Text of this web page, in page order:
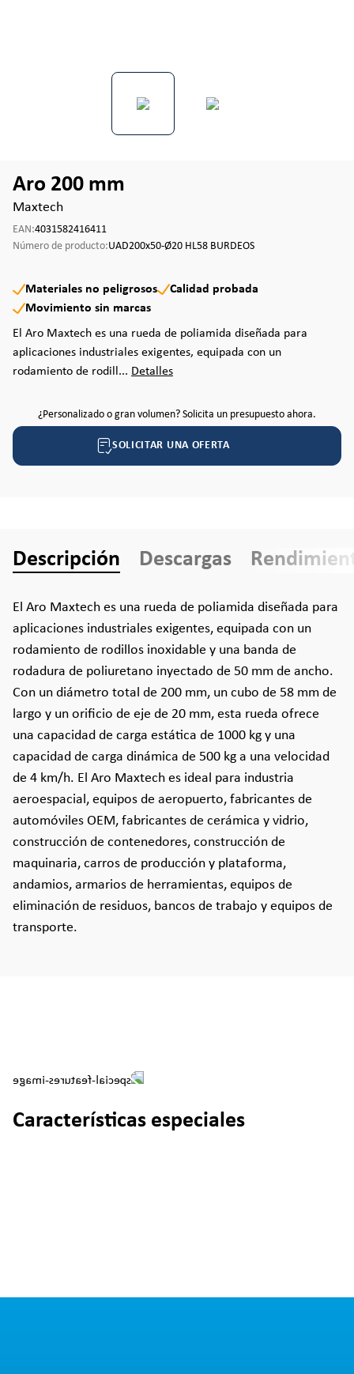
Aro 200 mm
Maxtech
EAN:4031582416411
Número de producto:UAD200x50-Ø20 HL58 BURDEOS
Materiales no peligrosos
Calidad probada
Movimiento sin marcas
El Aro Maxtech es una rueda de poliamida diseñada para
aplicaciones industriales exigentes, equipada con un
rodamiento de rodill... Detalles
¿Personalizado o gran volumen? Solicita un presupuesto ahora.
SOLICITAR UNA OFERTA
Descripción Descargas
El Aro Maxtech es una rueda de poliamida diseñada para
aplicaciones industriales exigentes, equipada con un
rodamiento de rodillos inoxidable y una banda de
rodadura de poliuretano inyectado de 50 mm de ancho.
Con un diámetro total de 200 mm, un cubo de 58 mm de
largo y un orificio de eje de 20 mm, esta rueda ofrece
una capacidad de carga estática de 1000 kg y una
capacidad de carga dinámica de 500 kg a una velocidad
de 4 km/h. El Aro Maxtech es ideal para industria
aeroespacial, equipos de aeropuerto, fabricantes de
automóviles OEM, fabricantes de cerámica y vidrio,
construcción de contenedores, construcción de
maquinaria, carros de producción y plataforma,
andamios, armarios de herramientas, equipos de
eliminación de residuos, bancos de trabajo y equipos de
transporte.
Características especiales